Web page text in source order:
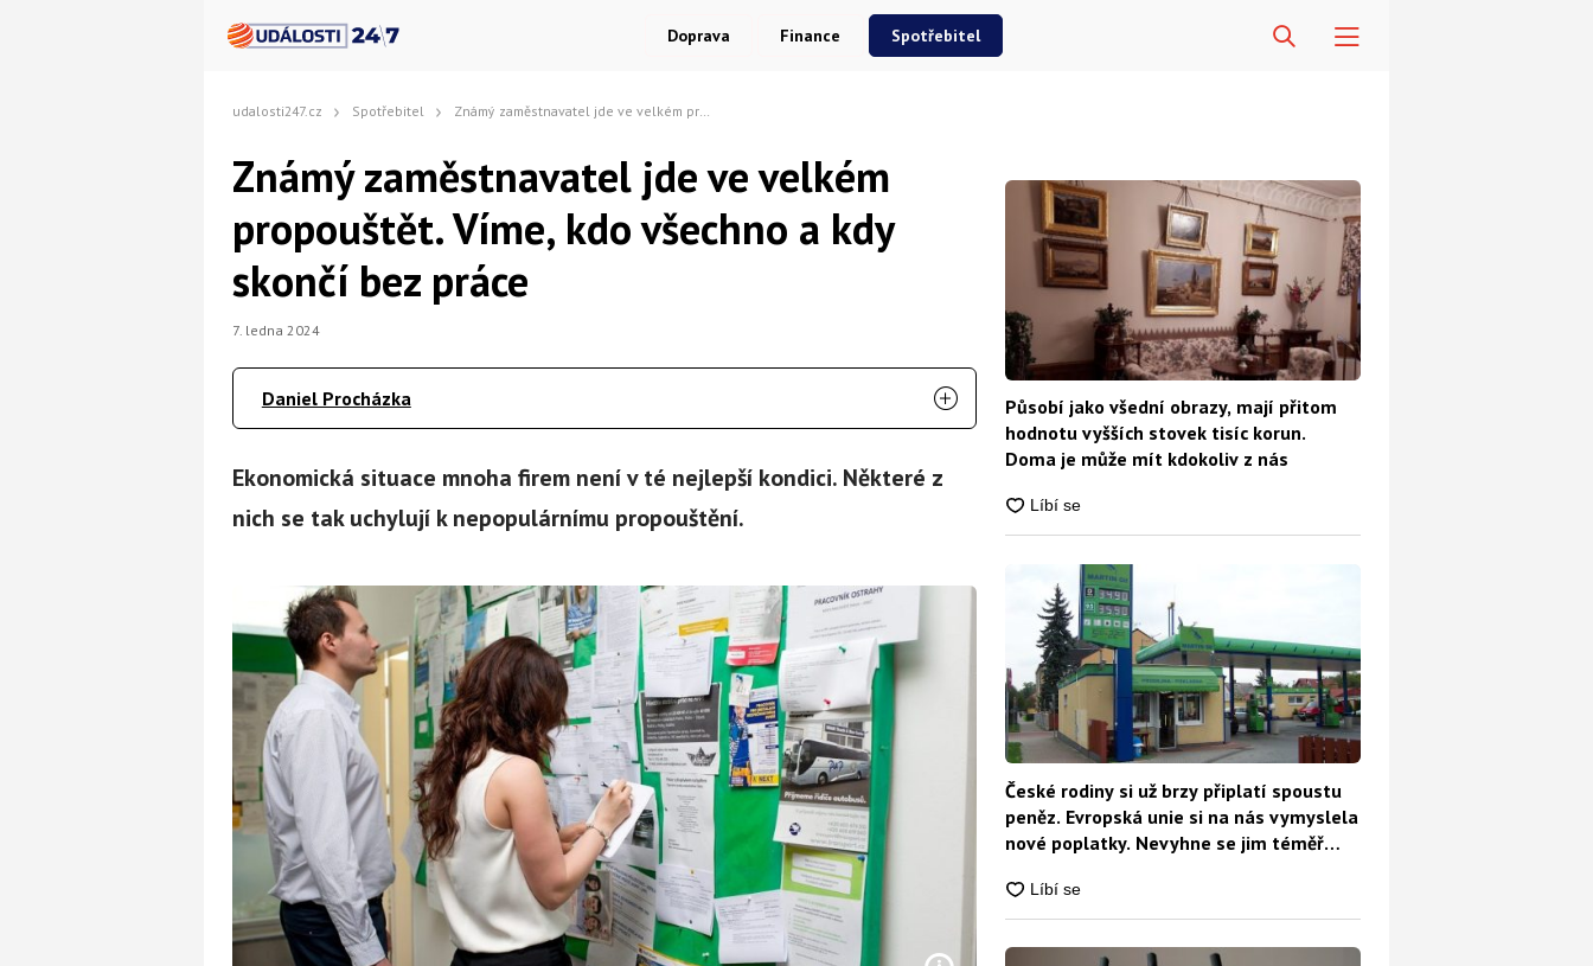
Doprava Finance Spotřebitel
udalosti247.cz Spotřebitel Známý zaměstnavatel jde ve velkém propouštět. Víme, kdo všechno a kdy skončí bez práce
Známý zaměstnavatel jde ve velkém
propouštět. Víme, kdo všechno a kdy
skončí bez práce
7. ledna 2024
Daniel Procházka
Ekonomická situace mnoha firem není v té nejlepší kondici. Některé z
nich se tak uchylují k nepopulárnímu propouštění.
Působí jako všední obrazy, mají přitom
hodnotu vyšších stovek tisíc korun.
Doma je může mít kdokoliv z nás
České rodiny si už brzy připlatí spoustu
peněz. Evropská unie si na nás vymyslela
nové poplatky. Nevyhne se jim téměř